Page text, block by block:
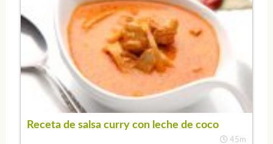
Receta de salsa curry con leche de coco
45m